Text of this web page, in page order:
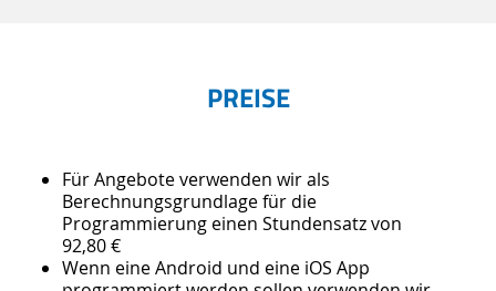
PREISE
Für Angebote verwenden wir als
Berechnungsgrundlage für die
Programmierung einen Stundensatz von
92,80 €
Wenn eine Android und eine iOS App